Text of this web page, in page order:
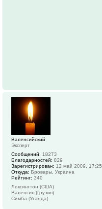
Валенсийский
Эксперт
Сообщений: 18273
Благодарностей: 829
Зарегистрирован: 12 май 2009, 17:25
Откуда: Бровары, Украина
Рейтинг: 340
Лексингтон (США)
Валенсия (Грузия)
Симба (Уганда)